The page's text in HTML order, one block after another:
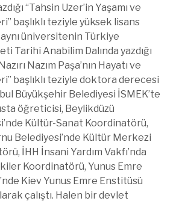
“Tahsin Uzer’in Yaşamı ve
başlıklı teziyle yüksek lisans
üniversitenin Türkiye
Tarihi Anabilim Dalında yazdığı
Nazım Paşa’nın Hayatı ve
başlıklı teziyle doktora derecesi
Büyükşehir Belediyesi İSMEK’te
öğreticisi, Beylikdüzü
Kültür-Sanat Koordinatörü,
Belediyesi’nde Kültür Merkezi
İHH İnsani Yardım Vakfı’nda
Koordinatörü, Yunus Emre
Kiev Yunus Emre Enstitüsü
çalıştı. Halen bir devlet